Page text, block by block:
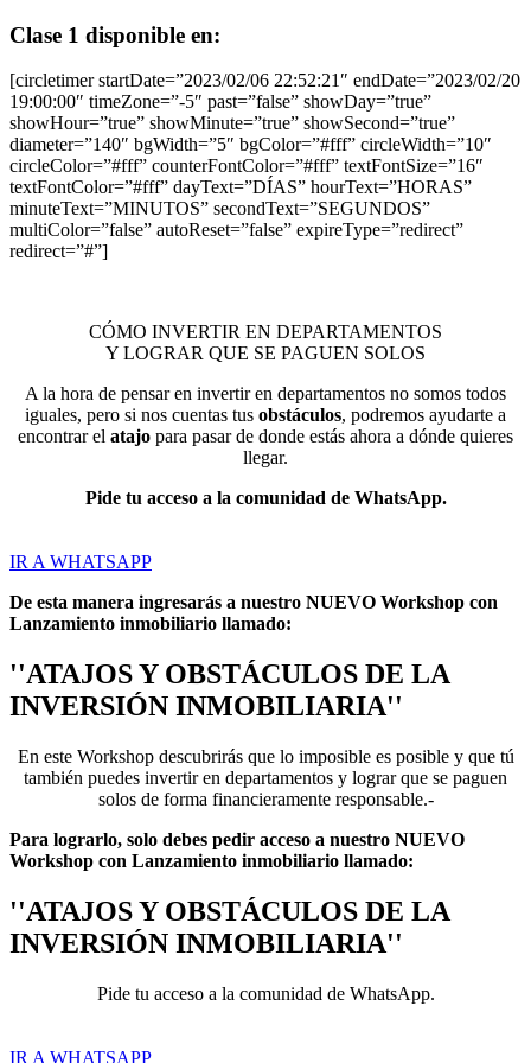
Clase 1 disponible en:
[circletimer startDate=”2023/02/06 22:52:21″ endDate=”2023/02/20
19:00:00″ timeZone=”-5″ past=”false” showDay=”true”
showHour=”true” showMinute=”true” showSecond=”true”
diameter=”140″ bgWidth=”5″ bgColor=”#fff” circleWidth=”10″
circleColor=”#fff” counterFontColor=”#fff” textFontSize=”16″
textFontColor=”#fff” dayText=”DÍAS” hourText=”HORAS”
minuteText=”MINUTOS” secondText=”SEGUNDOS”
multiColor=”false” autoReset=”false” expireType=”redirect”
redirect=”#”]
CÓMO INVERTIR EN DEPARTAMENTOS
Y LOGRAR QUE SE PAGUEN SOLOS
A la hora de pensar en invertir en departamentos no somos todos
iguales, pero si nos cuentas tus obstáculos, podremos ayudarte a
encontrar el atajo para pasar de donde estás ahora a dónde quieres
llegar.
Pide tu acceso a la comunidad de WhatsApp.
IR A WHATSAPP
De esta manera ingresarás a nuestro NUEVO Workshop con
Lanzamiento inmobiliario llamado:
''ATAJOS Y OBSTÁCULOS DE LA
INVERSIÓN INMOBILIARIA''
En este Workshop descubrirás que lo imposible es posible y que tú
también puedes invertir en departamentos y lograr que se paguen
solos de forma financieramente responsable.-
Para lograrlo, solo debes pedir acceso a nuestro NUEVO
Workshop con Lanzamiento inmobiliario llamado:
''ATAJOS Y OBSTÁCULOS DE LA
INVERSIÓN INMOBILIARIA''
Pide tu acceso a la comunidad de WhatsApp.
IR A WHATSAPP